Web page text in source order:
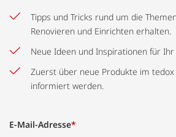
Tipps und Tricks rund um die
Renovieren und Einrichten erhalten.
Neue Ideen und Inspirationen für
Zuerst über neue Produkte im tedox
informiert werden.
E-Mail-Adresse*